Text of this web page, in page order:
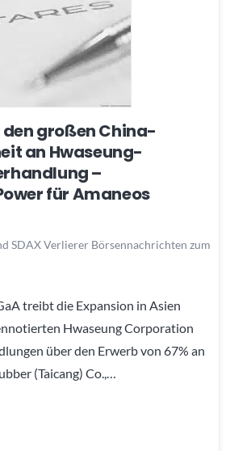
großen China-
an Hwaseung-
–
für Amaneos
SDAX Verlierer Börsennachrichten zum
treibt die Expansion in Asien
Hwaseung Corporation
über den Erwerb von 67% an
(Taicang) Co.,…